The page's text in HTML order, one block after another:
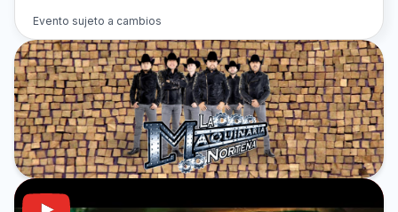
Evento sujeto a cambios